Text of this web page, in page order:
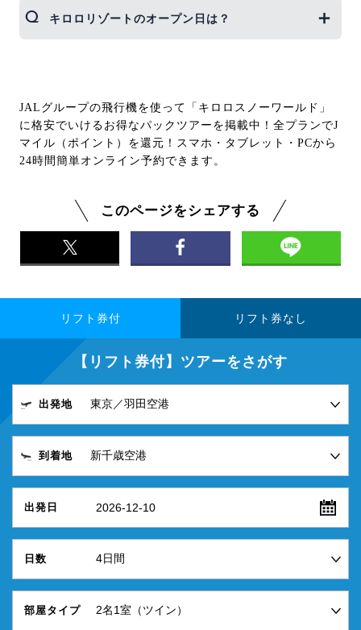
キロロリゾートのオープン日は？
JALグループの飛行機を使って「キロロスノーワールド」
に格安でいけるお得なパックツアーを掲載中！全プランでJ
マイル（ポイント）を還元！スマホ・タブレット・PCから
24時間簡単オンライン予約できます。
このページをシェアする
リフト券付 リフト券なし
【リフト券付】ツアーをさがす
出発地
到着地
出発日 2026-12-10
日数
部屋タイプ